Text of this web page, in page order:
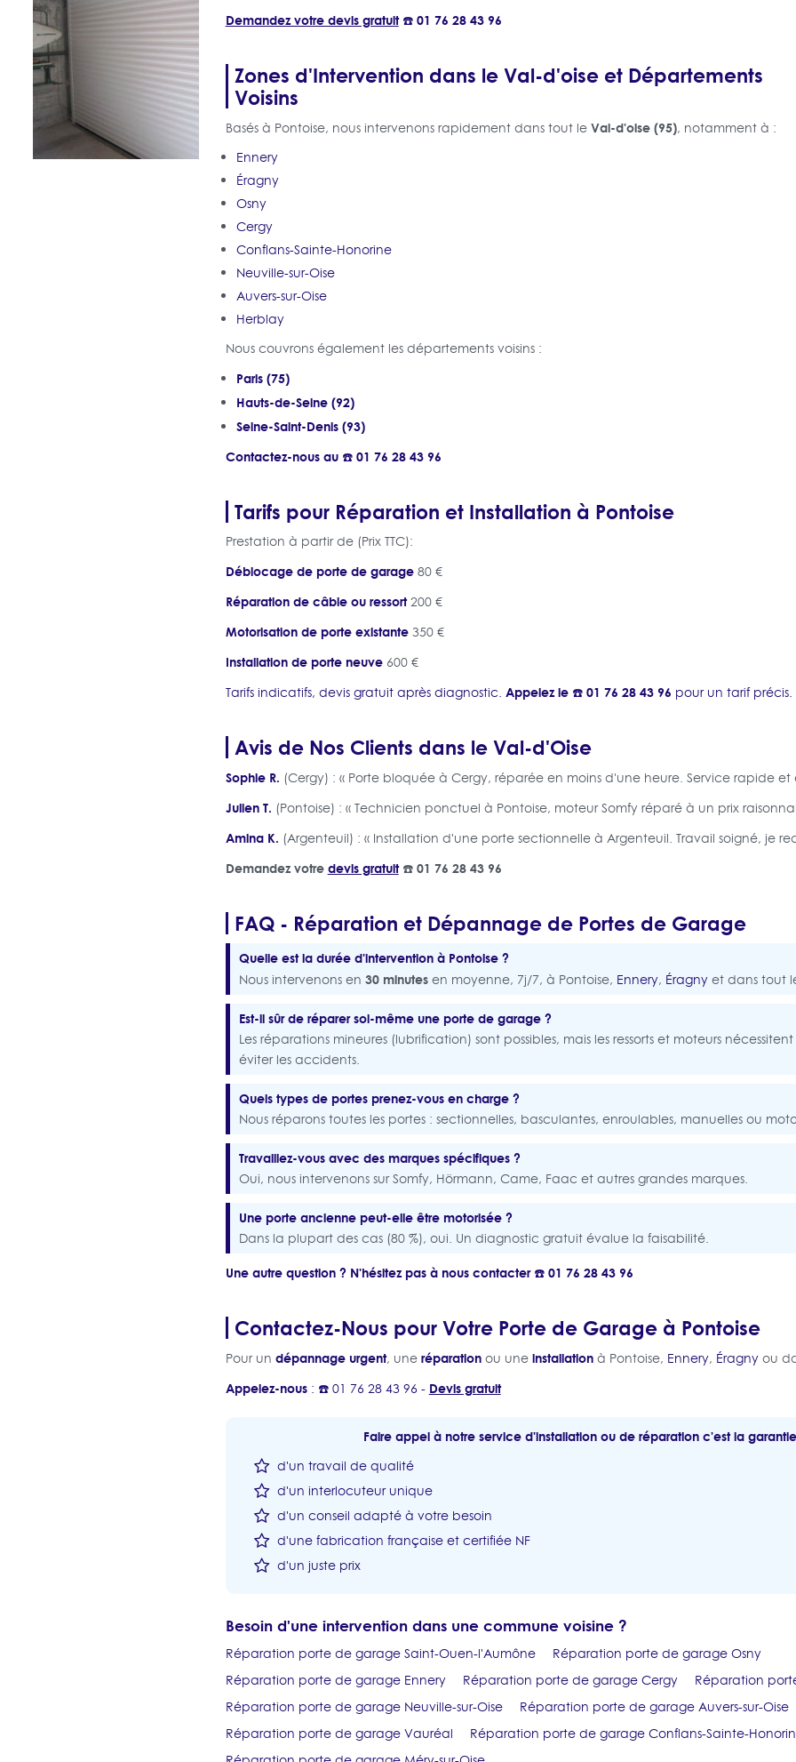
Demandez votre devis gratuit☎️ 01 76 28 43 96
Zones d'Intervention dans le Val-d'oise et Départements
Voisins
Basés à Pontoise, nous intervenons rapidement dans tout le Val-d'oise (95), notamment à :
Ennery
Éragny
Osny
Cergy
Conflans-Sainte-Honorine
Neuville-sur-Oise
Auvers-sur-Oise
Herblay
Nous couvrons également les départements voisins :
Paris (75)
Hauts-de-Seine (92)
Seine-Saint-Denis (93)
Contactez-nous au ☎️ 01 76 28 43 96
Tarifs pour Réparation et Installation à Pontoise
Prestation à partir de (Prix TTC):
Déblocage de porte de garage80 €
Réparation de câble ou ressort200 €
Motorisation de porte existante350 €
Installation de porte neuve600 €
Tarifs indicatifs, devis gratuit après diagnostic. Appelez le ☎️ 01 76 28 43 96 pour un tarif précis.
Avis de Nos Clients dans le Val-d'Oise
Sophie R. (Cergy) : « Porte bloquée à Cergy, réparée en moins d'une heure. Service rapide et
Julien T. (Pontoise) : « Technicien ponctuel à Pontoise, moteur Somfy réparé à un prix
Amina K. (Argenteuil) : « Installation d'une porte sectionnelle à Argenteuil. Travail soigné, je
Demandez votredevis gratuit☎️ 01 76 28 43 96
FAQ - Réparation et Dépannage de Portes de Garage
Quelle est la durée d'intervention à Pontoise ?
Nous intervenons en 30 minutesen moyenne, 7j/7, à Pontoise, Ennery, Éragnyet dans tout
Est-il sûr de réparer soi-même une porte de garage ?
Les réparations mineures (lubrification) sont possibles, mais les ressorts et moteurs
éviter les accidents.
Quels types de portes prenez-vous en charge ?
Nous réparons toutes les portes : sectionnelles, basculantes, enroulables, manuelles ou
Travaillez-vous avec des marques spécifiques ?
Oui, nous intervenons sur Somfy, Hörmann, Came, Faac et autres grandes marques.
Une porte ancienne peut-elle être motorisée ?
Dans la plupart des cas (80 %), oui. Un diagnostic gratuit évalue la faisabilité.
Une autre question ? N'hésitez pas à nous contacter ☎️ 01 76 28 43 96
Contactez-Nous pour Votre Porte de Garage à Pontoise
Pour un dépannage urgent, une réparationou une installationà Pontoise, Ennery, Éragnyou
Appelez-nous: ☎️ 01 76 28 43 96 - Devis gratuit
Faire appel à notre service d'installation ou de réparation c'est la
d'un travail de qualité
d'un interlocuteur unique
d'un conseil adapté à votre besoin
d'une fabrication française et certifiée NF
d'un juste prix
Besoin d'une intervention dans une commune voisine ?
Réparation porte de garage Saint-Ouen-l'Aumône
Réparation porte de garage Osny
Réparation porte de garage Ennery
Réparation porte de garage Cergy
Réparation
Réparation porte de garage Neuville-sur-Oise
Réparation porte de garage Auvers-sur-Oise
Réparation porte de garage Vauréal
Réparation porte de garage Conflans-Sainte-